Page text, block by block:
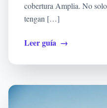
cobertura Amplia. No
tengan […]
Leer guía →